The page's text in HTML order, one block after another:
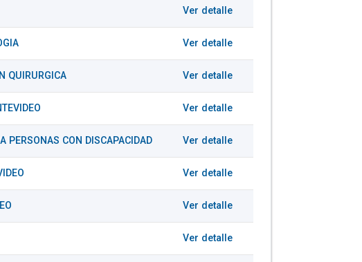
Ver detalle
Ver detalle
QUIRURGICA Ver detalle
Ver detalle
PERSONAS CON DISCAPACIDAD Ver detalle
Ver detalle
Ver detalle
Ver detalle